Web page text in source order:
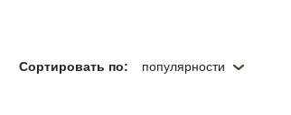
Сортировать по: популярности